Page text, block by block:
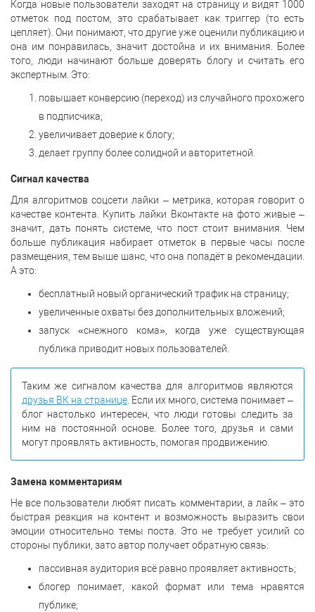
Когда новые пользователи заходят на страницу и видят 1000
отметок под постом, это срабатывает как триггер (то есть
цепляет). Они понимают, что другие уже оценили публикацию и
она им понравилась, значит достойна и их внимания. Более
того, люди начинают больше доверять блогу и считать его
экспертным. Это:
повышает конверсию (переход) из случайного прохожего
в подписчика;
увеличивает доверие к блогу;
делает группу более солидной и авторитетной.
Сигнал качества
Для алгоритмов соцсети лайки – метрика, которая говорит о
качестве контента. Купить лайки Вконтакте на фото живые –
значит, дать понять системе, что пост стоит внимания. Чем
больше публикация набирает отметок в первые часы после
размещения, тем выше шанс, что она попадёт в рекомендации.
А это:
бесплатный новый органический трафик на страницу;
увеличенные охваты без дополнительных вложений;
запуск «снежного кома», когда уже существующая
публика приводит новых пользователей.
Таким же сигналом качества для алгоритмов являются
друзья ВК на странице . Если их много, система понимает –
блог настолько интересен, что люди готовы следить за
ним на постоянной основе. Более того, друзья и сами
могут проявлять активность, помогая продвижению.
Замена комментариям
Не все пользователи любят писать комментарии, а лайк – это
быстрая реакция на контент и возможность выразить свои
эмоции относительно темы поста. Это не требует усилий со
стороны публики, зато автор получает обратную связь:
пассивная аудитория всё равно проявляет активность;
блогер понимает, какой формат или тема нравятся
публике;